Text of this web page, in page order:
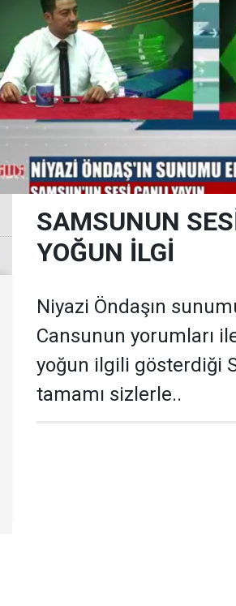
SAMSUNUN
YOĞUN İLGİ
Niyazi Öndaşın
Cansunun yorumları
yoğun ilgili gösterdiği
tamamı sizlerle..